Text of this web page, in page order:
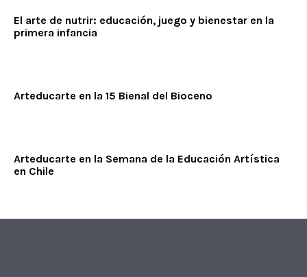
El arte de nutrir: educación, juego y bienestar en la
primera infancia
Arteducarte en la 15 Bienal del Bioceno
Arteducarte en la Semana de la Educación Artística
en Chile